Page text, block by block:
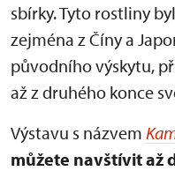
sbírky. Tyto rostliny
zejména z Číny a
původního výskytu,
až z druhého konce
Výstavu s názvem
můžete navštívit až